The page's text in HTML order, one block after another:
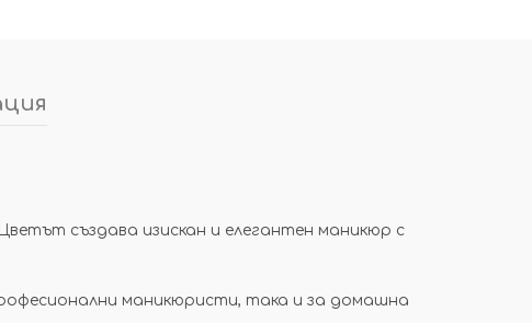
създава изискан и елегантен маникюр с
маникюристи, така и за домашна